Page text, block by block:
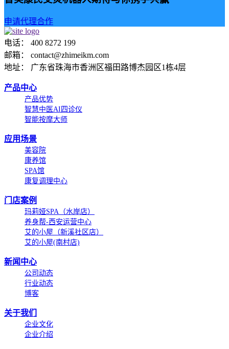
申请代理合作
电话： 400 8272 199
邮箱： contact@zhimeikm.com
地址： 广东省珠海市香洲区福田路博杰园区1栋4层
产品中心
产品优势
智慧中医AI四诊仪
智能按摩大师
应用场景
美容院
康养馆
SPA馆
康复调理中心
门店案例
玛莉娅SPA（水岸店）
养身帮-西安运营中心
艾的小屋（新溪社区店）
艾的小屋(南村店)
新闻中心
公司动态
行业动态
博客
关于我们
企业文化
企业介绍